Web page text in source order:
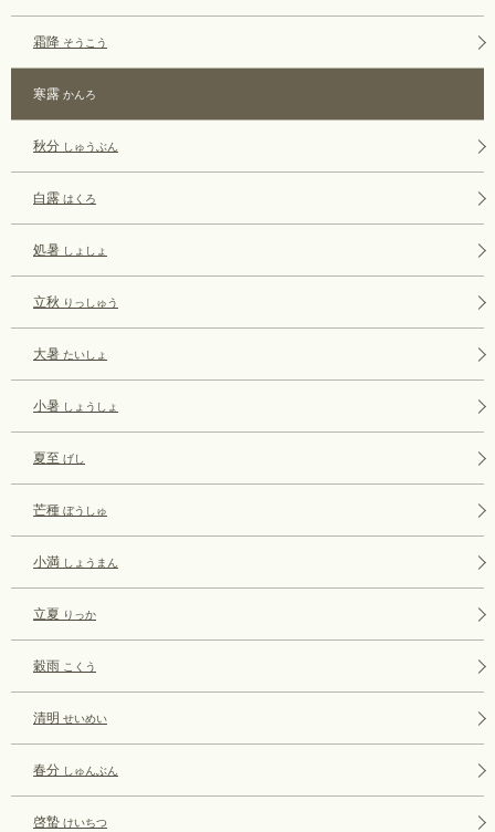
霜降 そうこう
寒露 かんろ
秋分 しゅうぶん
白露 はくろ
処暑 しょしょ
立秋 りっしゅう
大暑 たいしょ
小暑 しょうしょ
夏至 げし
芒種 ぼうしゅ
小満 しょうまん
立夏 りっか
穀雨 こくう
清明 せいめい
春分 しゅんぶん
啓蟄 けいちつ